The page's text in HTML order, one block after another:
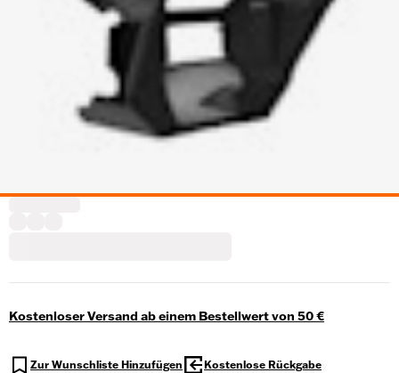
Kostenloser Versand ab einem Bestellwert von 50 €
Zur Wunschliste Hinzufügen Kostenlose Rückgabe